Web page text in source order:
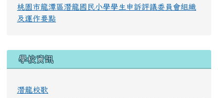
桃園市龍潭區潛龍國民小學學生申訴評議委員會組織
及運作要點
學校資訊
潛龍校歌